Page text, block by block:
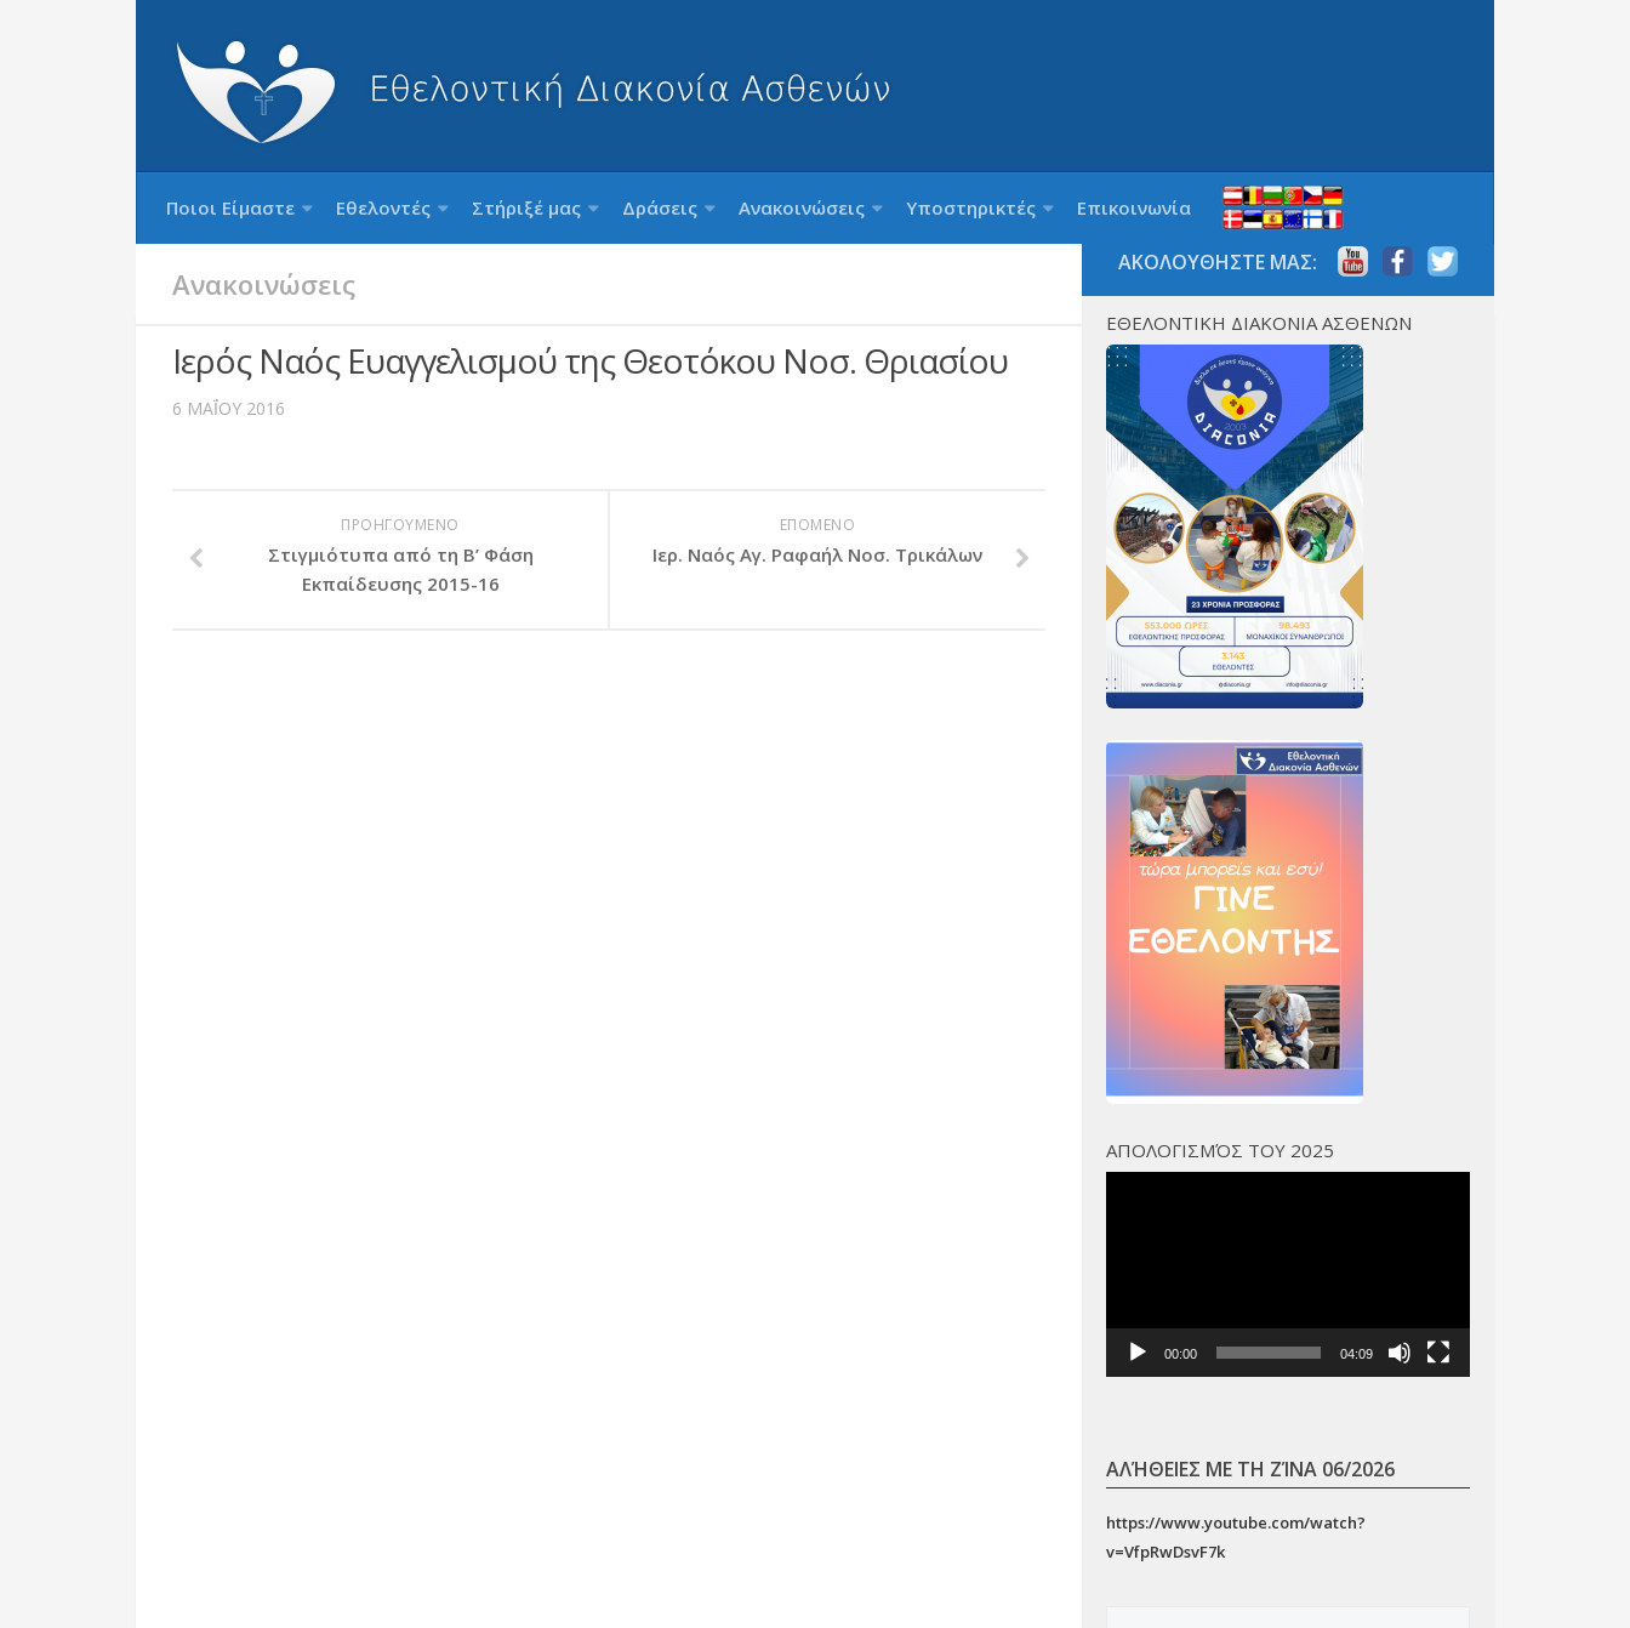
Ποιοι Είμαστε Εθελοντές Στήριξέ μας Δράσεις Ανακοινώσεις Υποστηρικτές Επικοινωνία
Ανακοινώσεις
Ιερός Ναός Ευαγγελισμού της Θεοτόκου Νοσ. Θριασίου
6 ΜΑΪ́ΟΥ 2016
ΕΠΟΜΕΝΟ
Ιερ. Ναός Αγ. Ραφαήλ Νοσ. Τρικάλων
ΠΡΟΗΓΟΥΜΕΝΟ
Στιγμιότυπα από τη Β’ Φάση
Εκπαίδευσης 2015-16
ΑΚΟΛΟΥΘΗΣΤΕ ΜΑΣ:
ΕΘΕΛΟΝΤΙΚΗ ΔΙΑΚΟΝΙΑ ΑΣΘΕΝΩΝ
ΑΠΟΛΟΓΙΣΜΌΣ ΤΟΥ 2025
00:00 04:09
ΑΛΉΘΕΙΕΣ ΜΕ ΤΗ ΖΊΝΑ 06/2026
https://www.youtube.com/watch?
v=VfpRwDsvF7k